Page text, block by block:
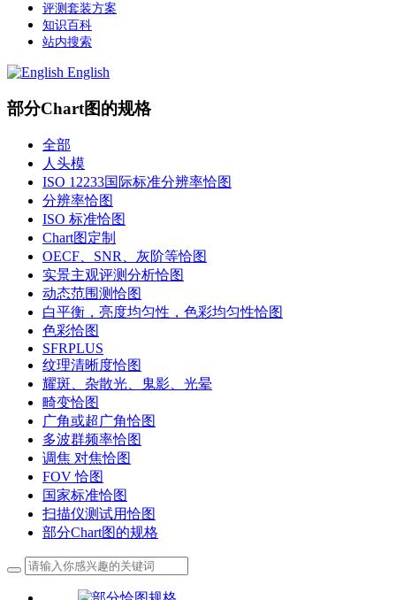
评测套装方案
知识百科
站内搜索
English
部分Chart图的规格
全部
人头模
ISO 12233国际标准分辨率恰图
分辨率恰图
ISO 标准恰图
Chart图定制
OECF、SNR、灰阶等恰图
实景主观评测分析恰图
动态范围测恰图
白平衡，亮度均匀性，色彩均匀性恰图
色彩恰图
SFRPLUS
纹理清晰度恰图
耀斑、杂散光、鬼影、光晕
畸变恰图
广角或超广角恰图
多波群频率恰图
调焦 对焦恰图
FOV 恰图
国家标准恰图
扫描仪测试用恰图
部分Chart图的规格